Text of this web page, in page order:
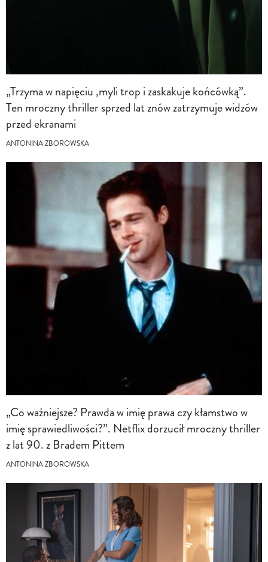
„Trzyma w napięciu ,myli trop i zaskakuje końcówką”.
Ten mroczny thriller sprzed lat znów zatrzymuje widzów
przed ekranami
ANTONINA ZBOROWSKA
„Co ważniejsze? Prawda w imię prawa czy kłamstwo w
imię sprawiedliwości?”. Netflix dorzucił mroczny thriller
z lat 90. z Bradem Pittem
ANTONINA ZBOROWSKA